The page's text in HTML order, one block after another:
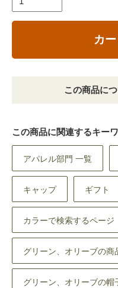
カ
この商品に
この商品に関連するキー
アパレル部門 一覧
キャップ ギフト
カラーで検索するページ
グリーン、オリーブの商
グリーン、オリーブの帽